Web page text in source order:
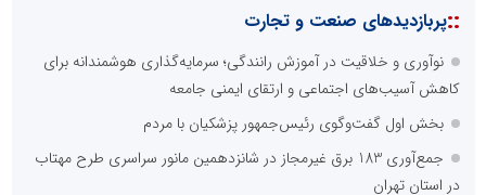
::پربازدیدهای صنعت و تجارت
نوآوری و خلاقیت در آموزش رانندگی؛ سرمایه‌گذاری هوشمندانه برای
کاهش آسیب‌های اجتماعی و ارتقای ایمنی جامعه
بخش اول گفت‌وگوی رئیس‌جمهور پزشکیان با مردم
جمع‌آوری 183 برق غیرمجاز در شانزدهمین مانور سراسری طرح مهتاب
در استان تهران